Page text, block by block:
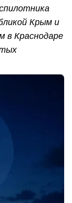
Крым и
в Краснодаре